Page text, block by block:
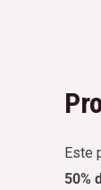
Este
50%